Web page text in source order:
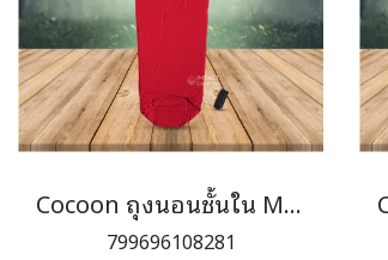
Cocoon ถุงนอนชั้นใน Mummy Liner Thermolite Radiator
799696108281